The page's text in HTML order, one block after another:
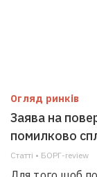
Огляд ринків
Заява на
помилково
Статті • БОРГ-review